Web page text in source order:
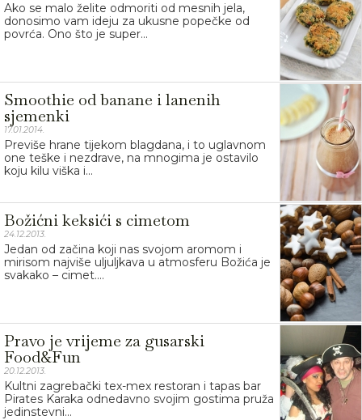
Ako se malo želite odmoriti od mesnih jela,
donosimo vam ideju za ukusne popečke od
povrća. Ono što je super...
Smoothie od banane i lanenih
sjemenki
17.01.2014.
Previše hrane tijekom blagdana, i to uglavnom
one teške i nezdrave, na mnogima je ostavilo
koju kilu viška i...
Božićni keksići s cimetom
24.12.2013.
Jedan od začina koji nas svojom aromom i
mirisom najviše uljuljkava u atmosferu Božića je
svakako – cimet....
Pravo je vrijeme za gusarski
Food&Fun
20.12.2013.
Kultni zagrebački tex-mex restoran i tapas bar
Pirates Karaka odnedavno svojim gostima pruža
jedinstevni...